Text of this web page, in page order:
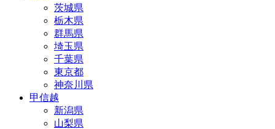
茨城県
栃木県
群馬県
埼玉県
千葉県
東京都
神奈川県
甲信越
新潟県
山梨県